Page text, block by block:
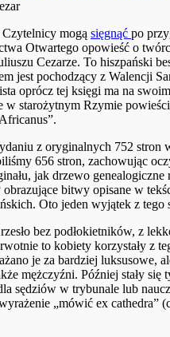
mogą sięgnąć po
Otwartego opowieść o
Cezarze. To hiszpański
jest pochodzący z Walencji
oprócz tej księgi ma na
w starożytnym Rzymie
z oryginalnych 752 stron
656 stron, zachowując
jak drzewo genealogiczne
obrazujące bitwy opisane w
Oto jeden wyjątek z tego
bez podłokietników, z
to kobiety korzystały z
je za bardziej luksusowe,
mężczyźni. Później stały się
sędziów w trybunale lub
„mówić ex cathedra”